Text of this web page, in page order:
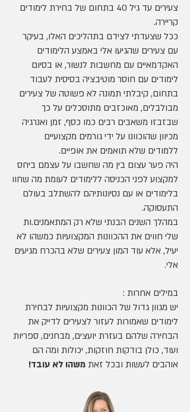
צעירים עד גיל 40 בתחום של בחירת לימודים
קריירה.
ככל שצעדתי לצידם בתהליכים האלו, בעיקר
עם צעירים שהגיעו אלי באמצע הלימודים
האקדמאיים עם מחשבות לנשור, או בסיום
לימודים עם חוסר מוטיבציה בסיסית לעבוד
בתחום, קיבלתי תמונה לא פשוטה של צעירים
מבולבלים, מאוכזבים מתוסכלים על כך
שבזבזו משאבים רבים כמו כסף, זמן ואנרגיה
מכיוון שהוכוונו על ידי גורמים מקצועיים
ללמודים שלא תואמים את אופיים.
היה פער עצום בין מה שחשבו על עצמם ביחס
למקצוע לפני הכניסה ללימודים לעומת מה שחוו
בלימודים או עם נסיונותיהם להשתלב בעולם
התעסוקה.
במהלך השנים הבנתי שלא רק המתאמנים.ות
שלי חווים את ההכוונות המקצועיות כמשהו לא
יעיל, אלא עוד המון צעירים שלא בהכרח מגיעים
אלי.
במילים אחרות :
יש מגוון גדול של הכוונות מקצועיות לבחירת
לימודים שאמורות לעזור לצעירים לדייק את
הבחירה שלהם בעזרת יועצים, מבחנים, ספריות
ועוד, כולן בודקות חוזקות, יכולות ומה הם
אוהבים לעשות ובכל זאת משהו לא עובד!